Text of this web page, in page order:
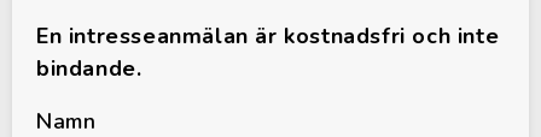
En intresseanmälan är kostnadsfri och inte
bindande.
Namn